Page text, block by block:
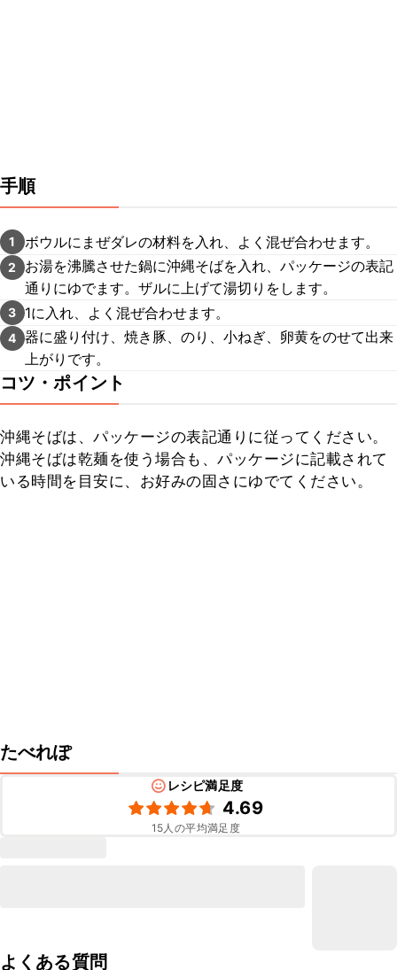
手順
1 ボウルにまぜダレの材料を入れ、よく混ぜ合わせます。
2
お湯を沸騰させた鍋に沖縄そばを入れ、パッケージの表記
通りにゆでます。ザルに上げて湯切りをします。
3 1に入れ、よく混ぜ合わせます。
4 器に盛り付け、焼き豚、のり、小ねぎ、卵黄をのせて出来
上がりです。
コツ・ポイント
沖縄そばは、パッケージの表記通りに従ってください。
沖縄そばは乾麺を使う場合も、パッケージに記載されて
いる時間を目安に、お好みの固さにゆでてください。
たべれぽ
レシピ満足度
4.69
15人の平均満足度
よくある質問